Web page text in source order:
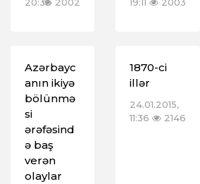
Azərbayc
anın ikiyə
bölünmə
si
ərəfəsind
ə baş
verən
olaylar
1870-ci
illər
24.01.2015,
11:36
2146